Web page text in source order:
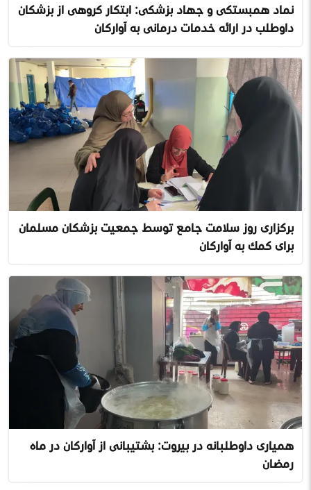
نماد همبستگی و جهاد پزشکی: ابتکار گروهی از پزشکان
داوطلب در ارائه خدمات درمانی به آوارگان
برگزاری روز سلامت جامع توسط جمعیت پزشکان مسلمان
برای کمک به آوارگان
همیاری داوطلبانه در بیروت: پشتیبانی از آوارگان در ماه
رمضان